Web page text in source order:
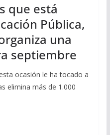
que está
Pública,
una
septiembre
ocasión le ha tocado a
elimina más de 1.000